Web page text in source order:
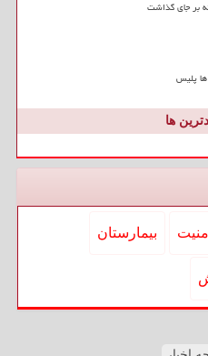
پلیس
ها
امنیت بیمارستان